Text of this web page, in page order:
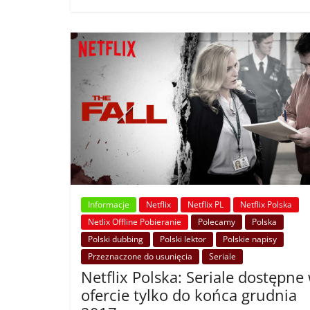
Informacje Netflix Netflix PL
Netflix Polska
Netlix Offline Pobieranie
Polecamy
Polska
Polski dubbing
Polski lektor
Polskie napisy
Przeznaczone do usunięcia
Seriale
Netflix Polska: Seriale dostępne
ofercie tylko do końca grudnia